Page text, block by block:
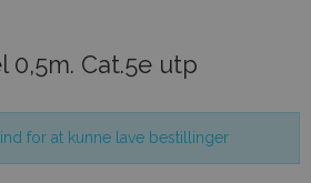
0,5m. Cat.5e utp
for at kunne lave bestillinger